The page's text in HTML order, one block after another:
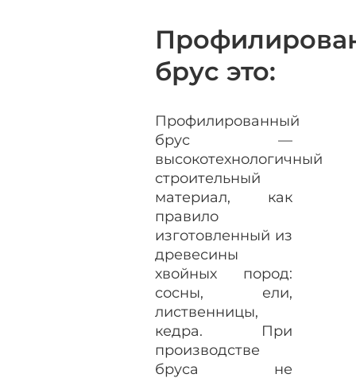
брус это:
Профилированный
брус —
высокотехнологичный
строительный
материал, как
правило
изготовленный из
древесины
хвойных пород:
сосны, ели,
лиственницы,
кедра. При
производстве
бруса не